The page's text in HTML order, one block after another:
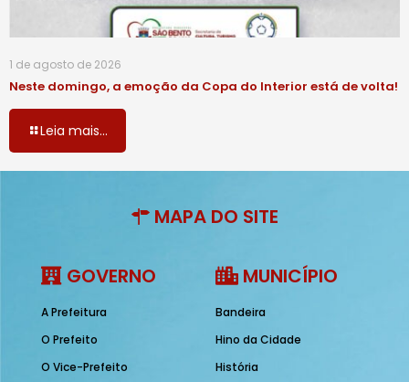
1 de agosto de 2026
Neste domingo, a emoção da Copa do Interior está de volta!
Leia mais...
MAPA DO SITE
GOVERNO
A Prefeitura
O Prefeito
O Vice-Prefeito
MUNICÍPIO
Bandeira
Hino da Cidade
História